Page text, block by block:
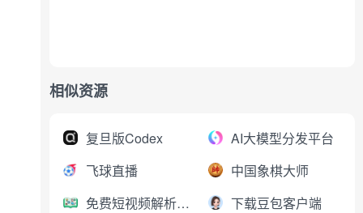
相似资源
复旦版Codex
AI大模型分发平台
飞球直播
中国象棋大师
免费短视频解析下载
下载豆包客户端